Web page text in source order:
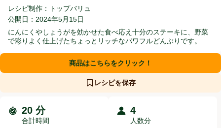
レシピ制作：トップバリュ
公開日：2024年5月15日
にんにくやしょうがを効かせた食べ応え十分のステーキに、野菜
で彩りよく仕上げたちょっとリッチなパワフルどんぶりです。
商品はこちらをクリック！
レシピを保存
時間と人数分
20 分
合計時間
4
人数分